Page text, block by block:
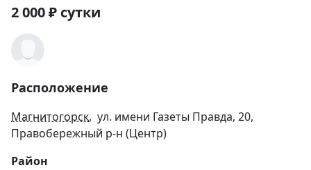
2 000₽ сутки
Расположение
Магнитогорск, ул. имени Газеты Правда, 20,
Правобережный р-н (Центр)
Район